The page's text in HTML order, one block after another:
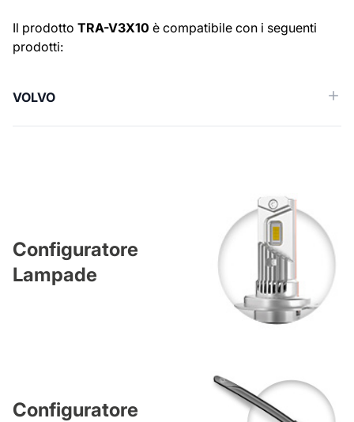
Numeri OE
Il prodotto TRA-V3X10 è compatibile con i seguenti
prodotti:
VOLVO
Configuratore
Lampade
Configuratore